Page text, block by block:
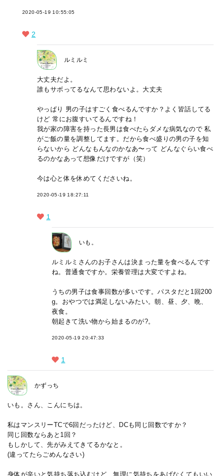
2020-05-19 10:55:05
2
ルミルミ
大丈夫だよ。
誰もサボってるなんて思わないよ。大丈夫
やっぱり 男の子はすごく食べるんですか？よく皆話してる
けど 常にお腹すいてるんですね！
我が家の障害を持った長男は食べたらダメな病気なので 私
がご飯の量を調整してます。だから食べ盛りの男の子を知
らないから どんなもんなのかなあ〜って どんなぐらい食べ
るのかなあって想像だけですが（笑）
今は心と体を休めてくださいね。
2020-05-19 18:27:11
1
いも。
ルミルミさんのお子さんは決まった量を食べるんです
ね。普通食ですか。栄養管理は大変ですよね。
うちの男子は食事回数が多いです。パスタだと1回200
g。おやつでは満足しないみたい。朝、昼、夕、晩、
夜食。
朝起きて洗い物から始まるのが?。
2020-05-19 20:47:33
1
かずっち
いも。さん、こんにちは。
私はマンスリーTCで6回だったけど、DCも同じ回数ですか？
同じ回数ならあと1回？
もしかして、先がみえてきてるかなと。
(違ってたらごめんなさい)
身体が辛いと気持ち落ち込むけど、無理に気持ちをあげなくてもいい